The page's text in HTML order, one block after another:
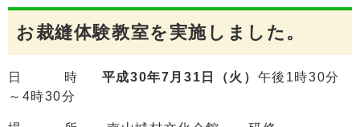
お裁縫体験教室を実施しました。
日 時 平成30年7月31日（火） 午後1時30分
～4時30分